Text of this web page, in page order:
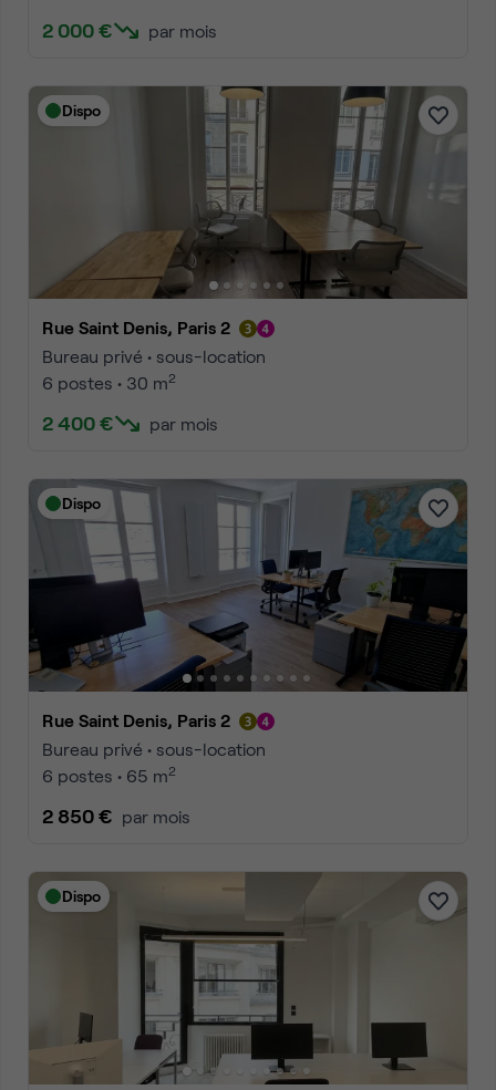
2 000 € par mois
Dispo
Rue Saint Denis, Paris 2
Bureau privé • sous-location
6 postes • 30 m2
2 400 € par mois
Dispo
Rue Saint Denis, Paris 2
Bureau privé • sous-location
6 postes • 65 m2
2 850 € par mois
Dispo